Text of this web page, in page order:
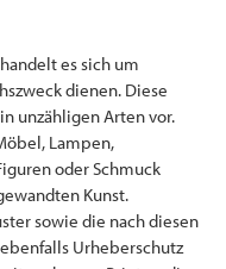
handelt es sich um
dienen. Diese
unzähligen Arten vor.
Lampen,
oder Schmuck
Kunst.
sowie die nach diesen
Urheberschutz